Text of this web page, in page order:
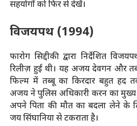
सहयोगों को फिर से देखें।
विजयपथ (1994)
फारोग सिद्दीकी द्वारा निर्देशित
रिलीज़ हुई थी। यह अजय देवगन और
फिल्म में तब्बू का किरदार बहुत हद
अजय ने पुलिस अधिकारी करन का मुख्य
अपने पिता की मौत का बदला लेने के
जय सिंघानिया से टकराता है।